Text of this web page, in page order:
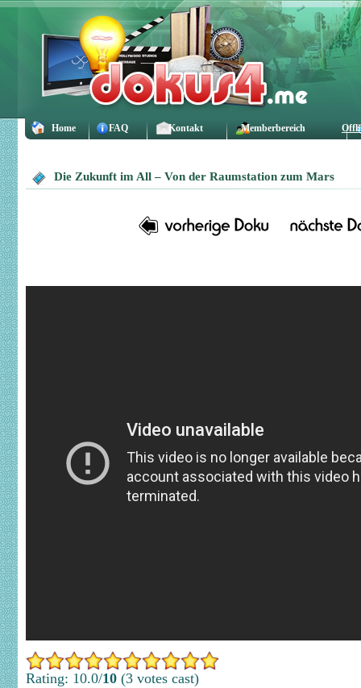
Home FAQ Kontakt Memberbereich
Die Zukunft im All – Von der Raumstation zum Mars
Rating: 10.0/10 (3 votes cast)